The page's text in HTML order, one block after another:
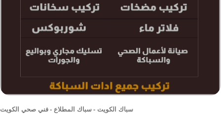
سباك الكويت- سباك المطلاع- فني صحي الكويت